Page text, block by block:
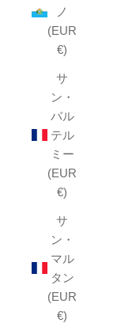
ノ
(EUR
€)
サ
ン・
バル
テル
ミー
(EUR
€)
サ
ン・
マル
タン
(EUR
€)